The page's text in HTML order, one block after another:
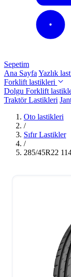
Sepetim
Ana Sayfa Yazlık
Forklift lastikleri
Dolgu Forklift
Traktör Lastikleri
Oto lastikleri
/
Sıfır Lastikler
/
285/45R22